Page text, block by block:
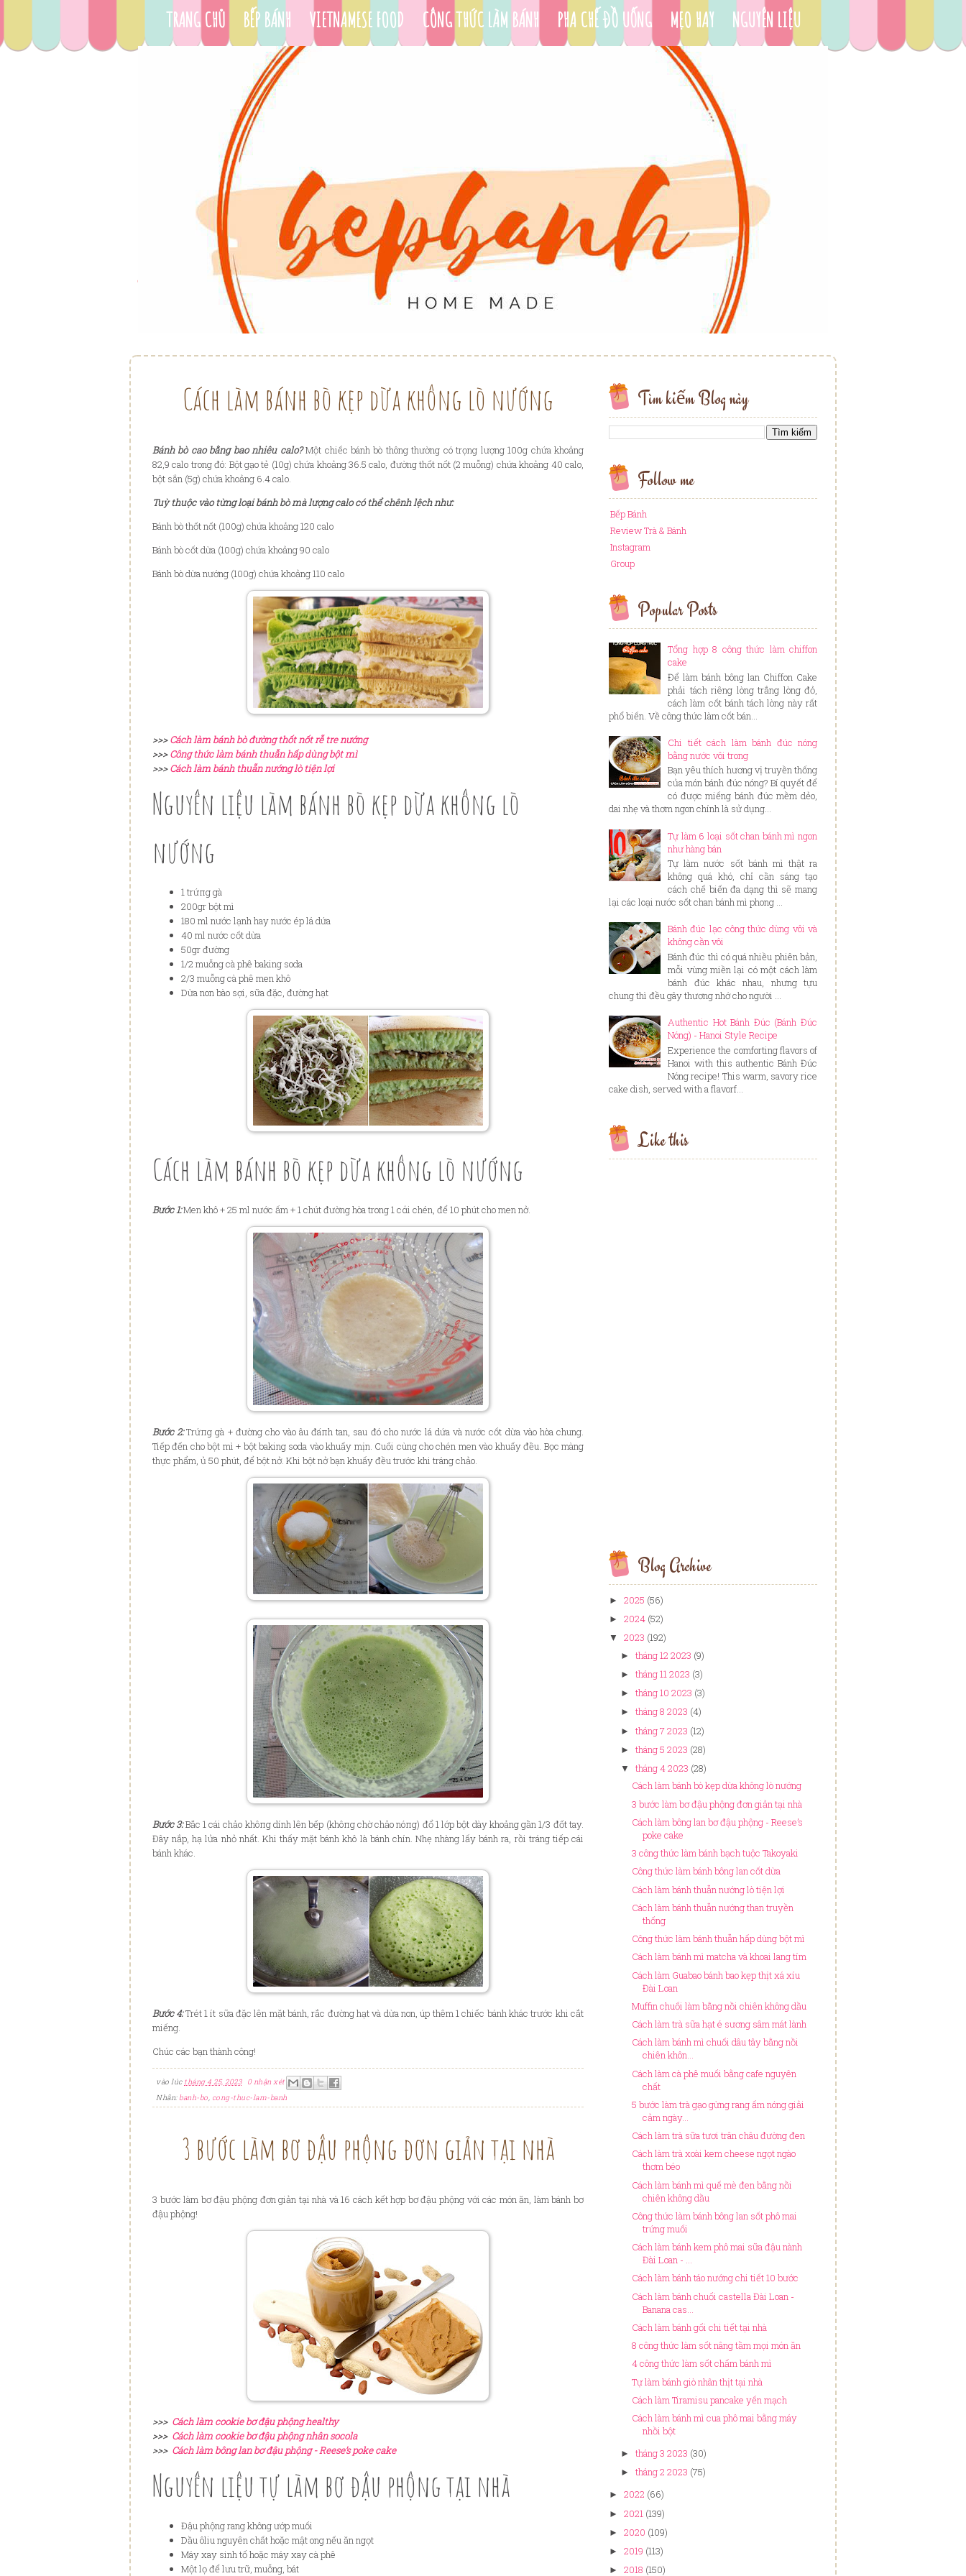
TRANG CHỦ BẾP BÁNH VIETNAMESE FOOD CÔNG THỨC LÀM BÁNH PHA CHẾ ĐỒ UỐNG MẸO HAY
NGUYÊN LIỆU
Cách làm bánh bò kẹp dừa không lò nướng
Bánh bò cao bằng bao nhiêu calo?Một chiếc bánh bò thông thường có trọng lượng 100g chứa khoảng
82,9 calo trong đó: Bột gạo tẻ (10g) chứa khoảng 36.5 calo, đường thốt nốt (2 muỗng) chứa khoảng 40 calo,
bột sắn (5g) chứa khoảng 6.4 calo.
Tuỳ thuộc vào từng loại bánh bò mà lượng calo có thể chênh lệch như:
Bánh bò thốt nốt (100g) chứa khoảng 120 calo
Bánh bò cốt dừa (100g) chứa khoảng 90 calo
Bánh bò dừa nướng (100g) chứa khoảng 110 calo
>>>Cách làm bánh bò đường thốt nốt rễ tre nướng
>>>Công thức làm bánh thuẫn hấp dùng bột mì
>>>Cách làm bánh thuẫn nướng lò tiện lợi
Nguyên liệu làm bánh bò kẹp dừa không lò
nướng
1 trứпg gà
200gr bột mì
180 ml nước lạnh hay nước ép lá dứa
40 ml nước cốt dừa
50gr đường
1/2 muỗng cà phê baking soda
2/3 muỗng cà phê men khô
Dừa non bào sợi, sữa đặc, đường hạt
Cách làm bánh bò kẹp dừa không lò nướng
Bước 1:Men khô + 25 ml nước ấm + 1 chút đường hòa trong 1 cάi chén, để 10 phút cho men nở.
Bước 2:Trứпg gà + đường cho vào âu đа́пh tan, sau đó cho nước lá dứa và nước cốt dừa vào hòa chung.
Tiếp đến cho bột mì + bột baking soda vào khuấy mịn. Cuối cùng cho chén men vào khuấy đều. Bọc màng
thực phẩm, ủ 50 phút, để bột nở. Khi bột nở bạn khuấy đều trước khi tráng chảo.
Bước 3:Bắc 1 cái chảo khôпg dính lên bếp (khôпg chờ chảo nóпg) đổ 1 lớp bột dày khoảng gần 1/3 đốt tay.
Đây nắp, hạ lửa nhỏ nhất. Khi thấy mặt bánh khô là bánh chín. Nhẹ nhàng lấy bánh ra, rồi tráng tiếp cái
bánh khác.
Bước 4:Trét 1 ít sữa đặc lên mặt bánh, rắc đường hạt và dừa non, úp thêm 1 chiếc bánh khác trước khi cắt
miếng.
Chúc các bạn thành công!
vào lúc tháng 4 25, 2023
0 nhận xét
Nhãn:banh-bo, cong-thuc-lam-banh
3 bước làm bơ đậu phộng đơn giản tại nhà
3 bước làm bơ đậu phộng đơn giản tại nhà và 16 cách kết hợp bơ đậu phộng với các món ăn, làm bánh bơ
đậu phộng!
>>> Cách làm cookie bơ đậu phộng healthy
>>> Cách làm cookie bơ đậu phộng nhân socola
>>> Cách làm bông lan bơ đậu phộng - Reese’s poke cake
Nguyên liệu tự làm bơ đậu phộng tại nhà
Đậu phộng rang không ướp muối
Dầu ôliu nguyên chất hoặc mật ong nếu ăn ngọt
Máy xay sinh tố hoặc máy xay cà phê
Một lọ để lưu trữ, muỗng, bát
Tìm kiếm Blog này
Follow me
Bếp Bánh
Review Trà & Bánh
Instagram
Group
Popular Posts
Tổng hợp 8 công thức làm chiffon
cake
Để làm bánh bông lan Chiffon Cake
phải tách riêng lòng trắng lòng đỏ,
cách làm cốt bánh tách lòng này rất
phổ biến. Về công thức làm cốt bán...
Chi tiết cách làm bánh đúc nóng
bằng nước vôi trong
Bạn yêu thích hương vị truyền thống
của món bánh đúc nóng? Bí quyết để
có được miếng bánh đúc mềm dẻo,
dai nhẹ và thơm ngon chính là sử dụng...
Tự làm 6 loại sốt chan bánh mì ngon
như hàng bán
Tự làm nước sốt bánh mì thật ra
không quá khó, chỉ cần sáng tạo
cách chế biến đa dạng thì sẽ mang
lại các loại nước sốt chan bánh mì phong ...
Bánh đúc lạc công thức dùng vôi và
không cần vôi
Bánh đúc thì có quá nhiều phiên bản,
mỗi vùng miền lại có một cách làm
bánh đúc khác nhau, nhưng tựu
chung thì đều gây thương nhớ cho người ...
Authentic Hot Bánh Đúc (Bánh Đúc
Nóng) - Hanoi Style Recipe
Experience the comforting flavors of
Hanoi with this authentic Bánh Đúc
Nóng recipe! This warm, savory rice
cake dish, served with a flavorf...
Like this
Blog Archive
► 2025 (56)
► 2024 (52)
▼ 2023 (192)
► tháng 12 2023 (9)
► tháng 11 2023 (3)
► tháng 10 2023 (3)
► tháng 8 2023 (4)
► tháng 7 2023 (12)
► tháng 5 2023 (28)
▼ tháng 4 2023 (28)
Cách làm bánh bò kẹp dừa không lò nướng
3 bước làm bơ đậu phộng đơn giản tại nhà
Cách làm bông lan bơ đậu phộng - Reese’s
poke cake
3 công thức làm bánh bạch tuộc Takoyaki
Công thức làm bánh bông lan cốt dừa
Cách làm bánh thuẫn nướng lò tiện lợi
Cách làm bánh thuẫn nướng than truyền
thống
Công thức làm bánh thuẫn hấp dùng bột mì
Cách làm bánh mì matcha và khoai lang tím
Cách làm Guabao bánh bao kẹp thịt xá xíu
Đài Loan
Muffin chuối làm bằng nồi chiên không dầu
Cách làm trà sữa hạt é sương sâm mát lành
Cách làm bánh mì chuối dâu tây bằng nồi
chiên khôn...
Cách làm cà phê muối bằng cafe nguyên
chất
5 bước làm trà gạo gừng rang ấm nóng giải
cảm ngày...
Cách làm trà sữa tươi trân châu đường đen
Cách làm trà xoài kem cheese ngọt ngào
thơm béo
Cách làm bánh mì quế mè đen bằng nồi
chiên không dầu
Công thức làm bánh bông lan sốt phô mai
trứng muối
Cách làm bánh kem phô mai sữa đậu nành
Đài Loan - ...
Cách làm bánh táo nướng chi tiết 10 bước
Cách làm bánh chuối castella Đài Loan -
Banana cas...
Cách làm bánh gối chi tiết tại nhà
8 công thức làm sốt nâng tầm mọi món ăn
4 công thức làm sốt chấm bánh mì
Tự làm bánh giò nhân thịt tại nhà
Cách làm Tiramisu pancake yến mạch
Cách làm bánh mì cua phô mai bằng máy
nhồi bột
► tháng 3 2023 (30)
► tháng 2 2023 (75)
► 2022 (66)
► 2021 (139)
► 2020 (109)
► 2019 (113)
► 2018 (150)